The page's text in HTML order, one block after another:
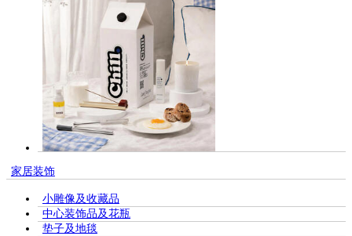
家居装饰
小雕像及收藏品
中心装饰品及花瓶
垫子及地毯